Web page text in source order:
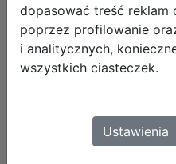
dopasować treść reklam
poprzez profilowanie
i analitycznych,
wszystkich ciasteczek.
Ustawienia